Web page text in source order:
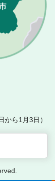
ら1月3日）